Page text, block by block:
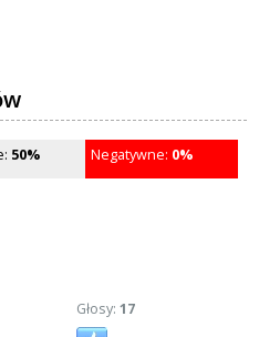
50% Negatywne: 0%
Głosy: 17